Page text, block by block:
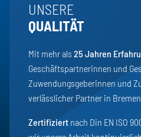
UNSERE
QUALITÄT
Mit mehr als 25 Jahren
Geschäftspartnerinnen und
Zuwendungsgeberinnen und
verlässlicher Partner in
Zertifiziert nach Din EN ISO